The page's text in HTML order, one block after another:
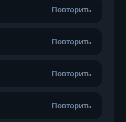
Повторить
Повторить
Повторить
Повторить